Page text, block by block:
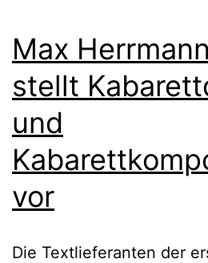
Max
stellt
und
vor
Die Textlieferanten der